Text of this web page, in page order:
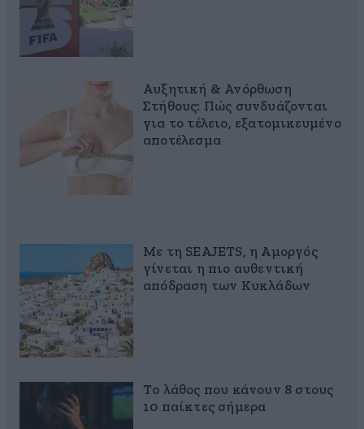
Αυξητική & Ανόρθωση
Στήθους: Πώς συνδυάζονται
για το τέλειο, εξατομικευμένο
αποτέλεσμα
Με τη SEAJETS, η Αμοργός
γίνεται η πιο αυθεντική
απόδραση των Κυκλάδων
Το λάθος που κάνουν 8 στους
10 παίκτες σήμερα